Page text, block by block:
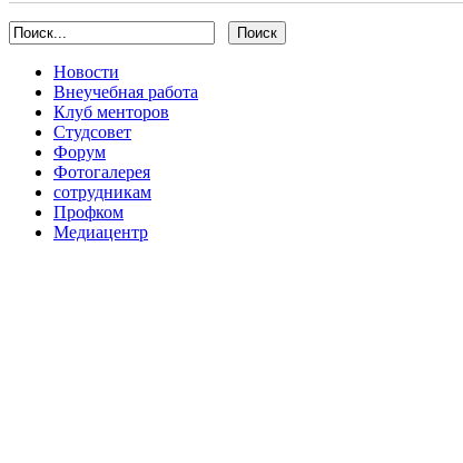
Новости
Внеучебная работа
Клуб менторов
Студсовет
Форум
Фотогалерея
сотрудникам
Профком
Медиацентр